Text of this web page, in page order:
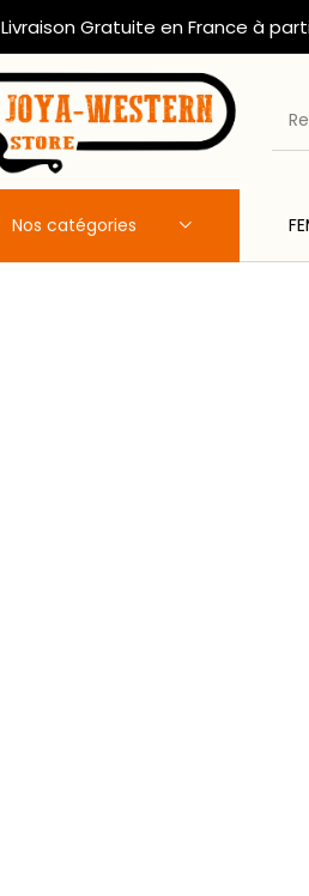
Livraison Gratuite en France à
Nos catégories